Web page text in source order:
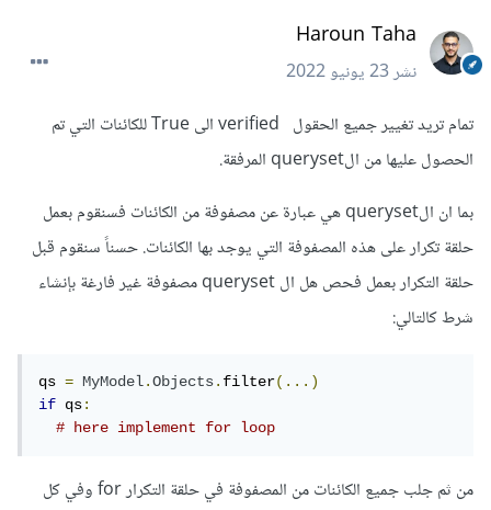
Haroun Taha
نشر23 يونيو 2022
تمام تريد تغيير جميع الحقول verified الى True للكائنات التي تم
الحصول عليها من الqueryset المرفقة.
بما ان الqueryset هي عبارة عن مصفوفة من الكائنات فسنقوم بعمل
حلقة تكرار على هذه المصفوفة التي يوجد بها الكائنات. حسناً سنقوم قبل
حلقة التكرار بعمل فحص هل ال queryset مصفوفة غير فارغة بإنشاء
شرط كالتالي:
qs = MyModel.Objects.filter(...)
if qs:
# here implement for loop
من ثم جلب جميع الكائنات من المصفوفة في حلقة التكرار for وفي كل